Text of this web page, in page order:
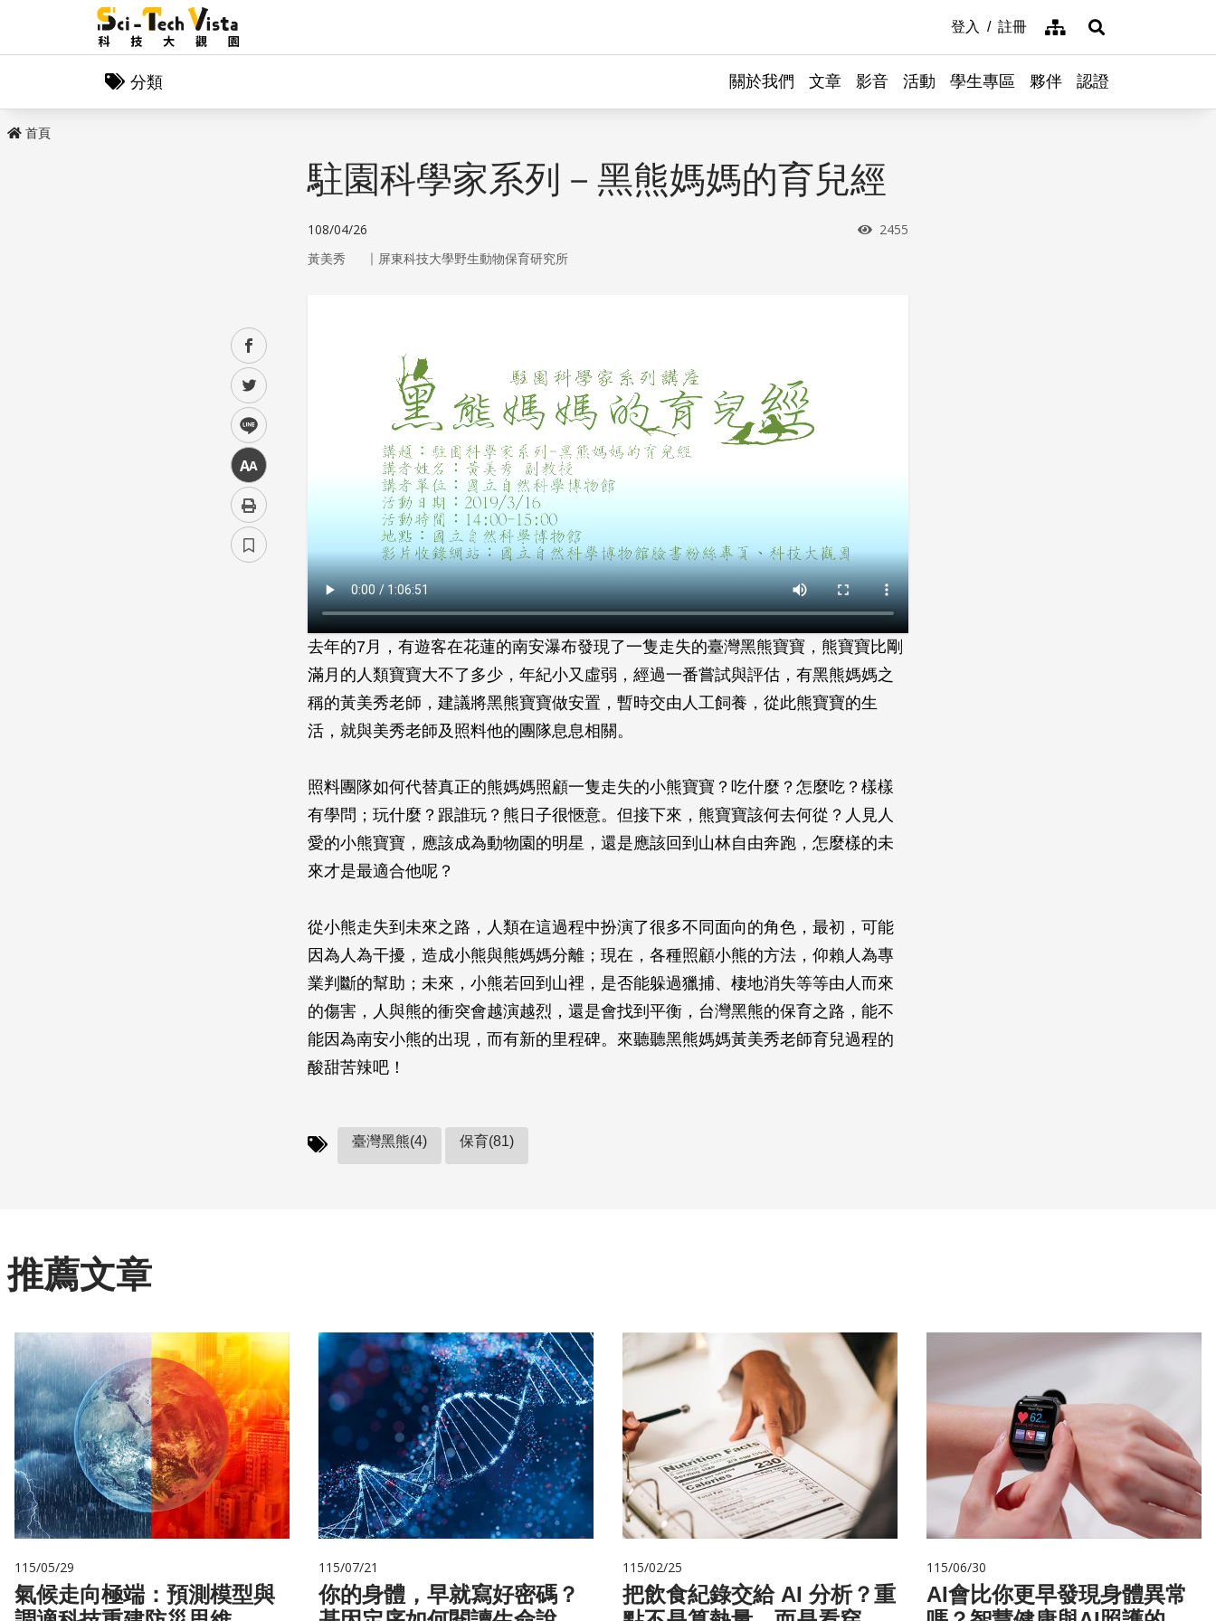
登入 註冊 網站導覽展開搜尋
分類 關於我們 文章 影音 活動 學生專區 夥伴 認證
首頁
facebook
twitter
line
中
駐園科學家系列－黑熊媽媽的育兒經
108/04/26 瀏覽次數
2455
黃美秀 ｜ 屏東科技大學野生動物保育研究所
去年的7月，有遊客在花蓮的南安瀑布發現了一隻走失的臺灣黑熊寶寶，熊寶寶比剛
滿月的人類寶寶大不了多少，年紀小又虛弱，經過一番嘗試與評估，有黑熊媽媽之
稱的黃美秀老師，建議將黑熊寶寶做安置，暫時交由人工飼養，從此熊寶寶的生
活，就與美秀老師及照料他的團隊息息相關。
照料團隊如何代替真正的熊媽媽照顧一隻走失的小熊寶寶？吃什麼？怎麼吃？樣樣
有學問；玩什麼？跟誰玩？熊日子很愜意。但接下來，熊寶寶該何去何從？人見人
愛的小熊寶寶，應該成為動物園的明星，還是應該回到山林自由奔跑，怎麼樣的未
來才是最適合他呢？
從小熊走失到未來之路，人類在這過程中扮演了很多不同面向的角色，最初，可能
因為人為干擾，造成小熊與熊媽媽分離；現在，各種照顧小熊的方法，仰賴人為專
業判斷的幫助；未來，小熊若回到山裡，是否能躲過獵捕、棲地消失等等由人而來
的傷害，人與熊的衝突會越演越烈，還是會找到平衡，台灣黑熊的保育之路，能不
能因為南安小熊的出現，而有新的里程碑。來聽聽黑熊媽媽黃美秀老師育兒過程的
酸甜苦辣吧！
臺灣黑熊(4) 保育(81)
推薦文章
115/05/29
氣候走向極端：預測模型與
115/07/21
你的身體，早就寫好密碼？
115/02/25
把飲食紀錄交給 AI 分析？重
115/06/30
AI會比你更早發現身體異常